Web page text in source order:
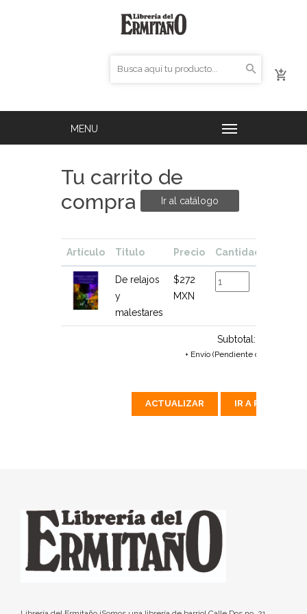
Tu carrito de
compra
Ir al catálogo
Artículo Titulo Precio Cantidad
De relajos
y
malestares
$272
MXN
Subtotal:
+ Envío (Pendiente de calcular)
ACTUALIZAR IR A PAGAR